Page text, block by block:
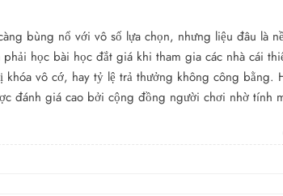
bùng nổ với vô số lựa chọn, nhưng liệu đâu là
học bài học đắt giá khi tham gia các nhà cái
vô cớ, hay tỷ lệ trả thưởng không công bằng.
đánh giá cao bởi cộng đồng người chơi nhờ tính